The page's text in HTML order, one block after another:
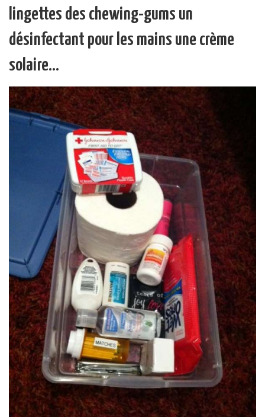
lingettes des chewing-gums un
désinfectant pour les mains une crème
solaire…